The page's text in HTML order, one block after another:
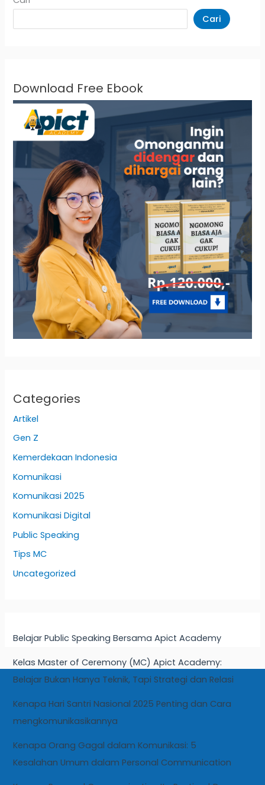
Cari
Download Free Ebook
Categories
Artikel
Gen Z
Kemerdekaan Indonesia
Komunikasi
Komunikasi 2025
Komunikasi Digital
Public Speaking
Tips MC
Uncategorized
Belajar Public Speaking Bersama Apict Academy
Kelas Master of Ceremony (MC) Apict Academy:
Belajar Bukan Hanya Teknik, Tapi Strategi dan Relasi
Kenapa Hari Santri Nasional 2025 Penting dan Cara
mengkomunikasikannya
Kenapa Orang Gagal dalam Komunikasi: 5
Kesalahan Umum dalam Personal Communication